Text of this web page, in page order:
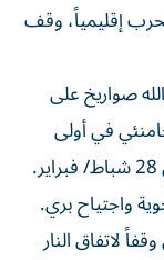
إقليمياً، وقف
صواريخ على
في أولى
الضربات الأمريكية الإسرائيلية على إيران في 28 شباط/ فبراير.
واجتياح بري.
لاتفاق النار